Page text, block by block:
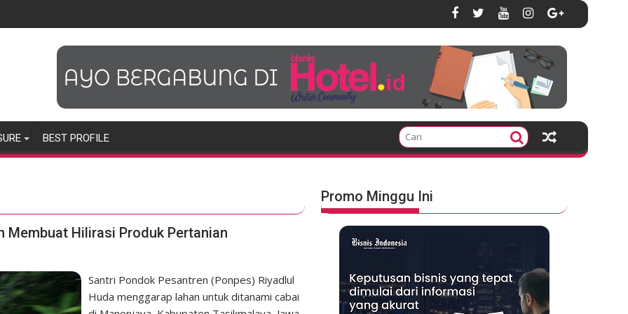
BEST PROFILE
Membuat Hilirasi Produk Pertanian
Santri Pondok Pesantren (Ponpes) Riyadlul
Huda menggarap lahan untuk ditanami cabai
Promo Minggu Ini